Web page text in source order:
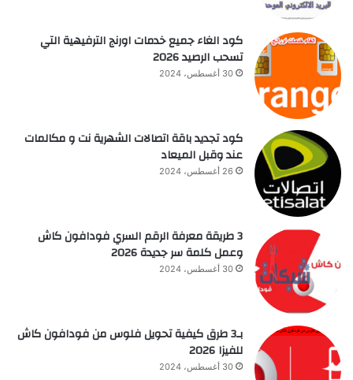
كود الغاء جميع خدمات اورنج الترفيهية التي
تسحب الرصيد 2026
30 أغسطس، 2024
كود تجديد باقة اتصالات الشهرية نت و مكالمات
عند وقبل الميعاد
26 أغسطس، 2024
3 طريقة معرفة الرقم السري فودافون كاش
وعمل كلمة سر جديدة 2026
30 أغسطس، 2024
بـ3 طرق كيفية تحويل فلوس من فودافون كاش
للفيزا 2026
30 أغسطس، 2024